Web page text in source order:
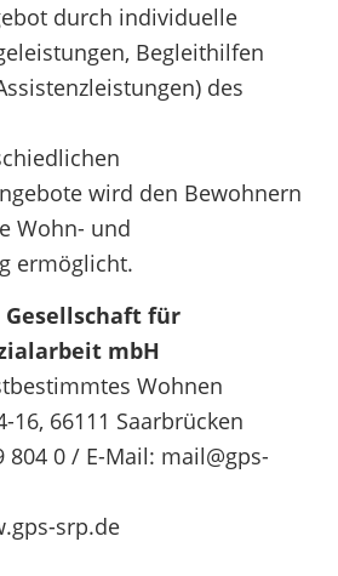
durch individuelle
Begleithilfen
des
wird den Bewohnern
Wohn- und
ermöglicht.
für
mbH
Wohnen
16, 66111 Saarbrücken
804 0 / E-Mail: mail@gps-
srp.de